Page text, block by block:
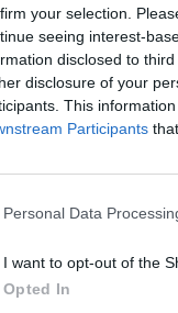
your selection.
seeing interest-
disclosed to
disclosure of your
This
Participants
Personal Data
I want to opt-out of the
Opted In
Landin